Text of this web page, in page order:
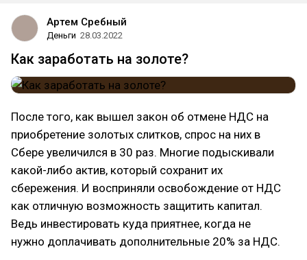
Артем Сребный
Деньги 28.03.2022
Как заработать на золоте?
После того, как вышел закон об отмене НДС на
приобретение золотых слитков, спрос на них в
Сбере увеличился в 30 раз. Многие подыскивали
какой-либо актив, который сохранит их
сбережения. И восприняли освобождение от НДС
как отличную возможность защитить капитал.
Ведь инвестировать куда приятнее, когда не
нужно доплачивать дополнительные 20% за НДС.